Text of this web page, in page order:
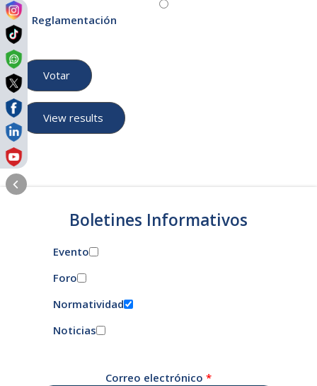
Reglamentación
Boletines Informativos
Evento
Foro
Normatividad
Noticias
Correo electrónico